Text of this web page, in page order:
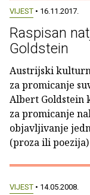
VIJEST • 16.11.2017.
Raspisan
Goldstein
Austrijski
za promicanje
Albert Goldstein
za promicanje
objavljivanje
(proza ili
VIJEST • 14.05.2008.